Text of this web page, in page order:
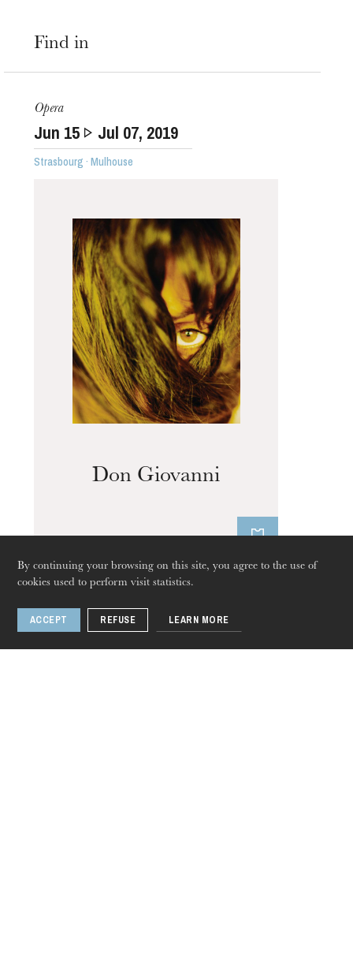
By continuing your browsing on this site, you agree to the use of
cookies used to perform visit statistics.
ACCEPT REFUSE LEARN MORE
The OnR with you
Guided tours of the Opera
House
Thursday 20 Aug 2026
Find in
Opera
Jun 15 Jul 07, 2019
Strasbourg · Mulhouse
Don Giovanni